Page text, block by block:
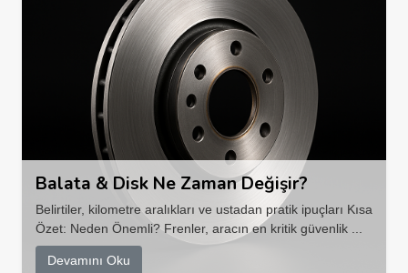
Balata & Disk Ne Zaman Değişir?
Belirtiler, kilometre aralıkları ve ustadan pratik ipuçları Kısa
Özet: Neden Önemli? Frenler, aracın en kritik güvenlik ...
Devamını Oku